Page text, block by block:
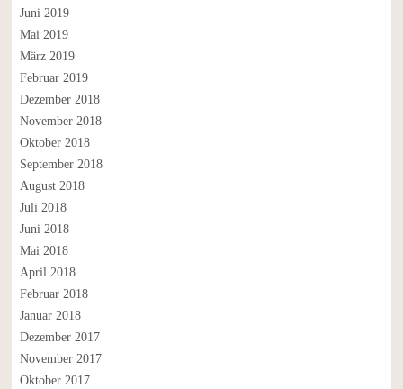
Juni 2019
Mai 2019
März 2019
Februar 2019
Dezember 2018
November 2018
Oktober 2018
September 2018
August 2018
Juli 2018
Juni 2018
Mai 2018
April 2018
Februar 2018
Januar 2018
Dezember 2017
November 2017
Oktober 2017